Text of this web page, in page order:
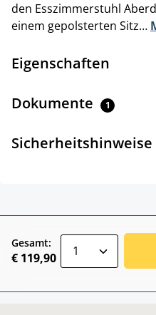
den Esszimmerstuhl
einem gepolsterten Sitz…
Eigenschaften
Dokumente 1
Sicherheitshinweise
Gesamt:
€ 119,90